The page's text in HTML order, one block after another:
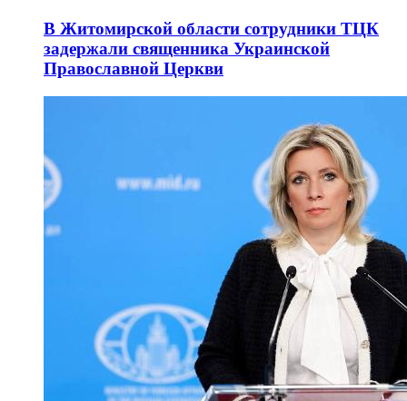
В Житомирской области сотрудники ТЦК
задержали священника Украинской
Православной Церкви